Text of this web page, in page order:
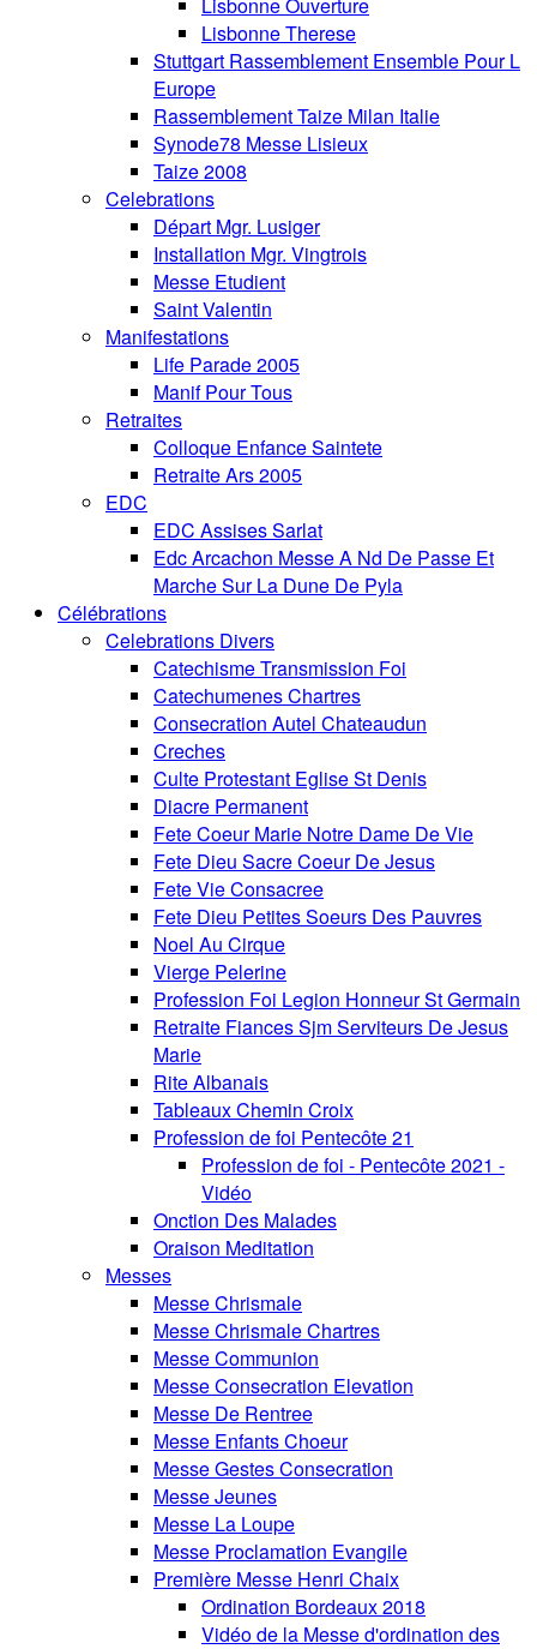
Lisbonne Ouverture
Lisbonne Therese
Stuttgart Rassemblement Ensemble Pour L
Europe
Rassemblement Taize Milan Italie
Synode78 Messe Lisieux
Taize 2008
Celebrations
Départ Mgr. Lusiger
Installation Mgr. Vingtrois
Messe Etudient
Saint Valentin
Manifestations
Life Parade 2005
Manif Pour Tous
Retraites
Colloque Enfance Saintete
Retraite Ars 2005
EDC
EDC Assises Sarlat
Edc Arcachon Messe A Nd De Passe Et
Marche Sur La Dune De Pyla
Célébrations
Celebrations Divers
Catechisme Transmission Foi
Catechumenes Chartres
Consecration Autel Chateaudun
Creches
Culte Protestant Eglise St Denis
Diacre Permanent
Fete Coeur Marie Notre Dame De Vie
Fete Dieu Sacre Coeur De Jesus
Fete Vie Consacree
Fete Dieu Petites Soeurs Des Pauvres
Noel Au Cirque
Vierge Pelerine
Profession Foi Legion Honneur St Germain
Retraite Fiances Sjm Serviteurs De Jesus
Marie
Rite Albanais
Tableaux Chemin Croix
Profession de foi Pentecôte 21
Profession de foi - Pentecôte 2021 -
Vidéo
Onction Des Malades
Oraison Meditation
Messes
Messe Chrismale
Messe Chrismale Chartres
Messe Communion
Messe Consecration Elevation
Messe De Rentree
Messe Enfants Choeur
Messe Gestes Consecration
Messe Jeunes
Messe La Loupe
Messe Proclamation Evangile
Première Messe Henri Chaix
Ordination Bordeaux 2018
Vidéo de la Messe d'ordination des